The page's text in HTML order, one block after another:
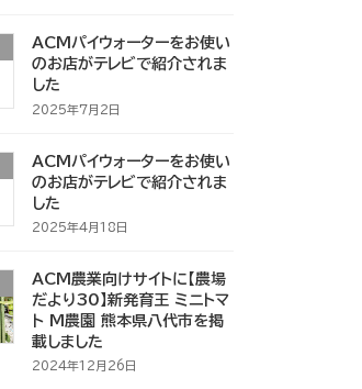
ACMパイウォーターをお使い
のお店がテレビで紹介されま
した
2025年7月2日
ACMパイウォーターをお使い
のお店がテレビで紹介されま
した
2025年4月18日
ACM農業向けサイトに【農場
だより30】新発育王 ミニトマ
ト M農園 熊本県八代市を掲
載しました
2024年12月26日